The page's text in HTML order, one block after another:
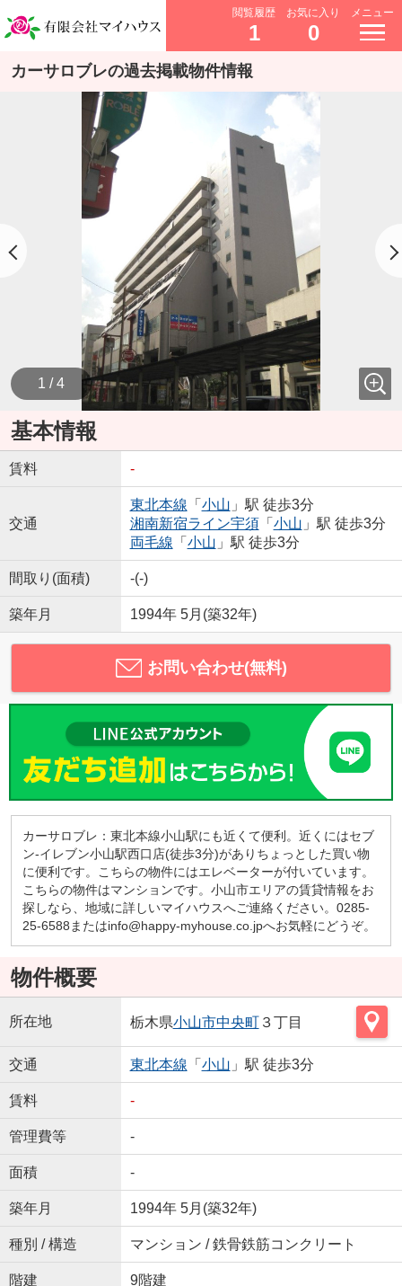
閲覧履歴
1
お気に入り
0
メニュー
カーサロブレの過去掲載物件情報
1 / 4
基本情報
賃料 -
交通
東北本線 「 小山 」駅 徒歩3分
湘南新宿ライン宇須「 小山 」駅 徒歩3分
両毛線 「 小山 」駅 徒歩3分
間取り(面積) -(-)
築年月 1994年 5月(築32年)
お問い合わせ(無料)
カーサロブレ：東北本線小山駅にも近くて便利。近くにはセブ
ン-イレブン小山駅西口店(徒歩3分)がありちょっとした買い物
に便利です。こちらの物件にはエレベーターが付いています。
こちらの物件はマンションです。小山市エリアの賃貸情報をお
探しなら、地域に詳しいマイハウスへご連絡ください。0285-
25-6588またはinfo@happy-myhouse.co.jpへお気軽にどうぞ。
物件概要
所在地 栃木県小山市中央町３丁目
交通 東北本線 「 小山 」駅 徒歩3分
賃料 -
管理費等 -
面積 -
築年月 1994年 5月(築32年)
種別 / 構造 マンション / 鉄骨鉄筋コンクリート
階建 9階建